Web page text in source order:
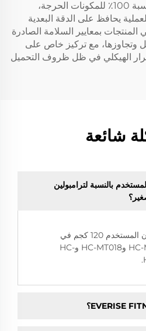
عملية التصنيع فحصًا كاملاً بنسبة 100٪ للمكونات الحرجة،
يحافظ على الدقة البعدية
بمعايير السلامة الصادرة
وتجاوزها، مع تركيز خاص على
الهيكلي في ظل ظروف التحميل
شائعة
بالنسبة لترامبولين
تبلغ القدرة القصوى لوزن المستخدم 120 كجم في
الموديلات مثل HC-MT017A وHC-MT018 وHC-